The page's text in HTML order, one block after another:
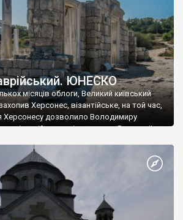
ЮНЕСКО
місяців облоги, Великий київський
Херсонес, візантійське, на той час,
Херсонесу дозволило Володимиру
візантійському імператору Василю ІІ, та
язичник, став Василем-християнином.
Русі. На честь Херсонесу Таврійського